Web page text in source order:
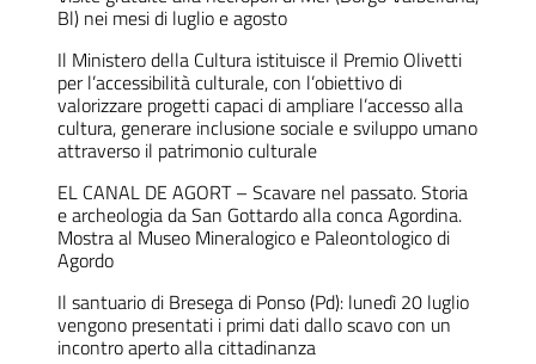
Bl) nei mesi di luglio e agosto
Il Ministero della Cultura istituisce il Premio Olivetti
per l’accessibilità culturale, con l’obiettivo di
valorizzare progetti capaci di ampliare l’accesso alla
cultura, generare inclusione sociale e sviluppo umano
attraverso il patrimonio culturale
EL CANAL DE AGORT – Scavare nel passato. Storia
e archeologia da San Gottardo alla conca Agordina.
Mostra al Museo Mineralogico e Paleontologico di
Agordo
Il santuario di Bresega di Ponso (Pd): lunedì 20 luglio
vengono presentati i primi dati dallo scavo con un
incontro aperto alla cittadinanza